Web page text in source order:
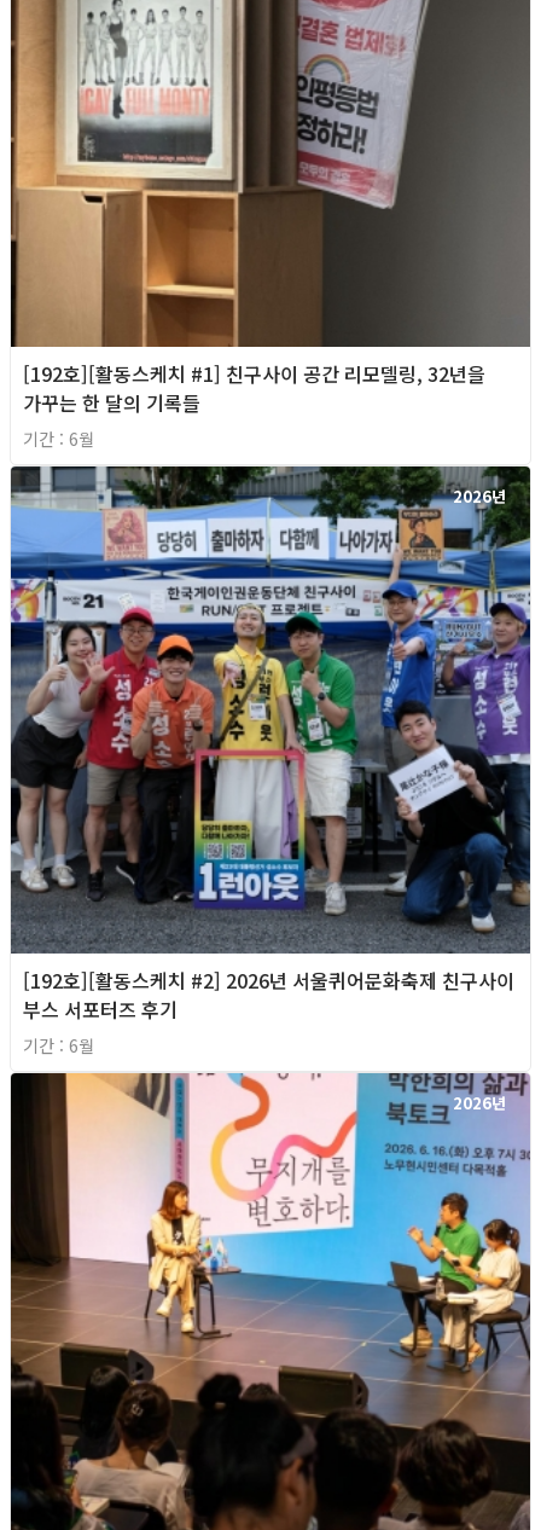
[192호][활동스케치 #1] 친구사이 공간 리모델링, 32년을
가꾸는 한 달의 기록들
기간 : 6월
2026년
[192호][활동스케치 #2] 2026년 서울퀴어문화축제 친구사이
부스 서포터즈 후기
기간 : 6월
2026년